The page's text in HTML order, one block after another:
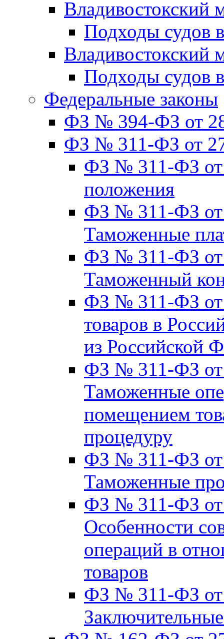
Владивостокский
Подходы судов
Владивостокский
Подходы судов
Федеральные законы
ФЗ № 394-ФЗ от
ФЗ № 311-ФЗ от
ФЗ № 311-ФЗ от
положения
ФЗ № 311-ФЗ от
Таможенные
ФЗ № 311-ФЗ от
Таможенный
ФЗ № 311-ФЗ от
товаров в
из Российской
ФЗ № 311-ФЗ от
Таможенные
помещением
процедуру
ФЗ № 311-ФЗ от
Таможенные
ФЗ № 311-ФЗ от
Особенности
операций в
товаров
ФЗ № 311-ФЗ от